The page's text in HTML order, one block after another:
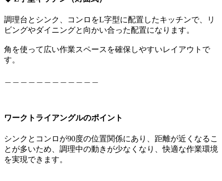
調理台とシンク、コンロをL字型に配置したキッチンで、リ
ビングやダイニングと向かい合った配置になります。
角を使って広い作業スペースを確保しやすいレイアウトで
す。
ワークトライアングルのポイント
シンクとコンロが90度の位置関係にあり、距離が近くなるこ
とが多いため、調理中の動きが少なくなり、快適な作業環境
を実現できます。